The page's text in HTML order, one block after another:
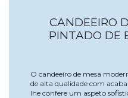
CANDEEIRO
PINTADO DE
O candeeiro de mesa
de alta qualidade com
lhe confere um aspeto